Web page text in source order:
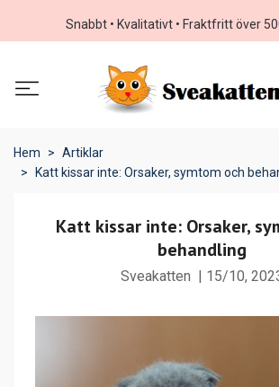
Snabbt • Kvalitativt • Fraktfritt över
Hem
Artiklar
Katt kissar inte: Orsaker, symtom och
Katt kissar inte: Orsaker,
behandling
Sveakatten 15/10,